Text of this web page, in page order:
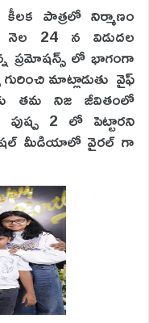
కీలక పాత్రలో నిర్మాణం
నెల 24 న విడుదల
ప్రమోషన్స్ లో భాగంగా
మాట్లాడుతు వైఫ్
తమ నిజ జీవితంలో
2 లో పెట్టారని
సోషల్ మీడియాలో వైరల్ గా